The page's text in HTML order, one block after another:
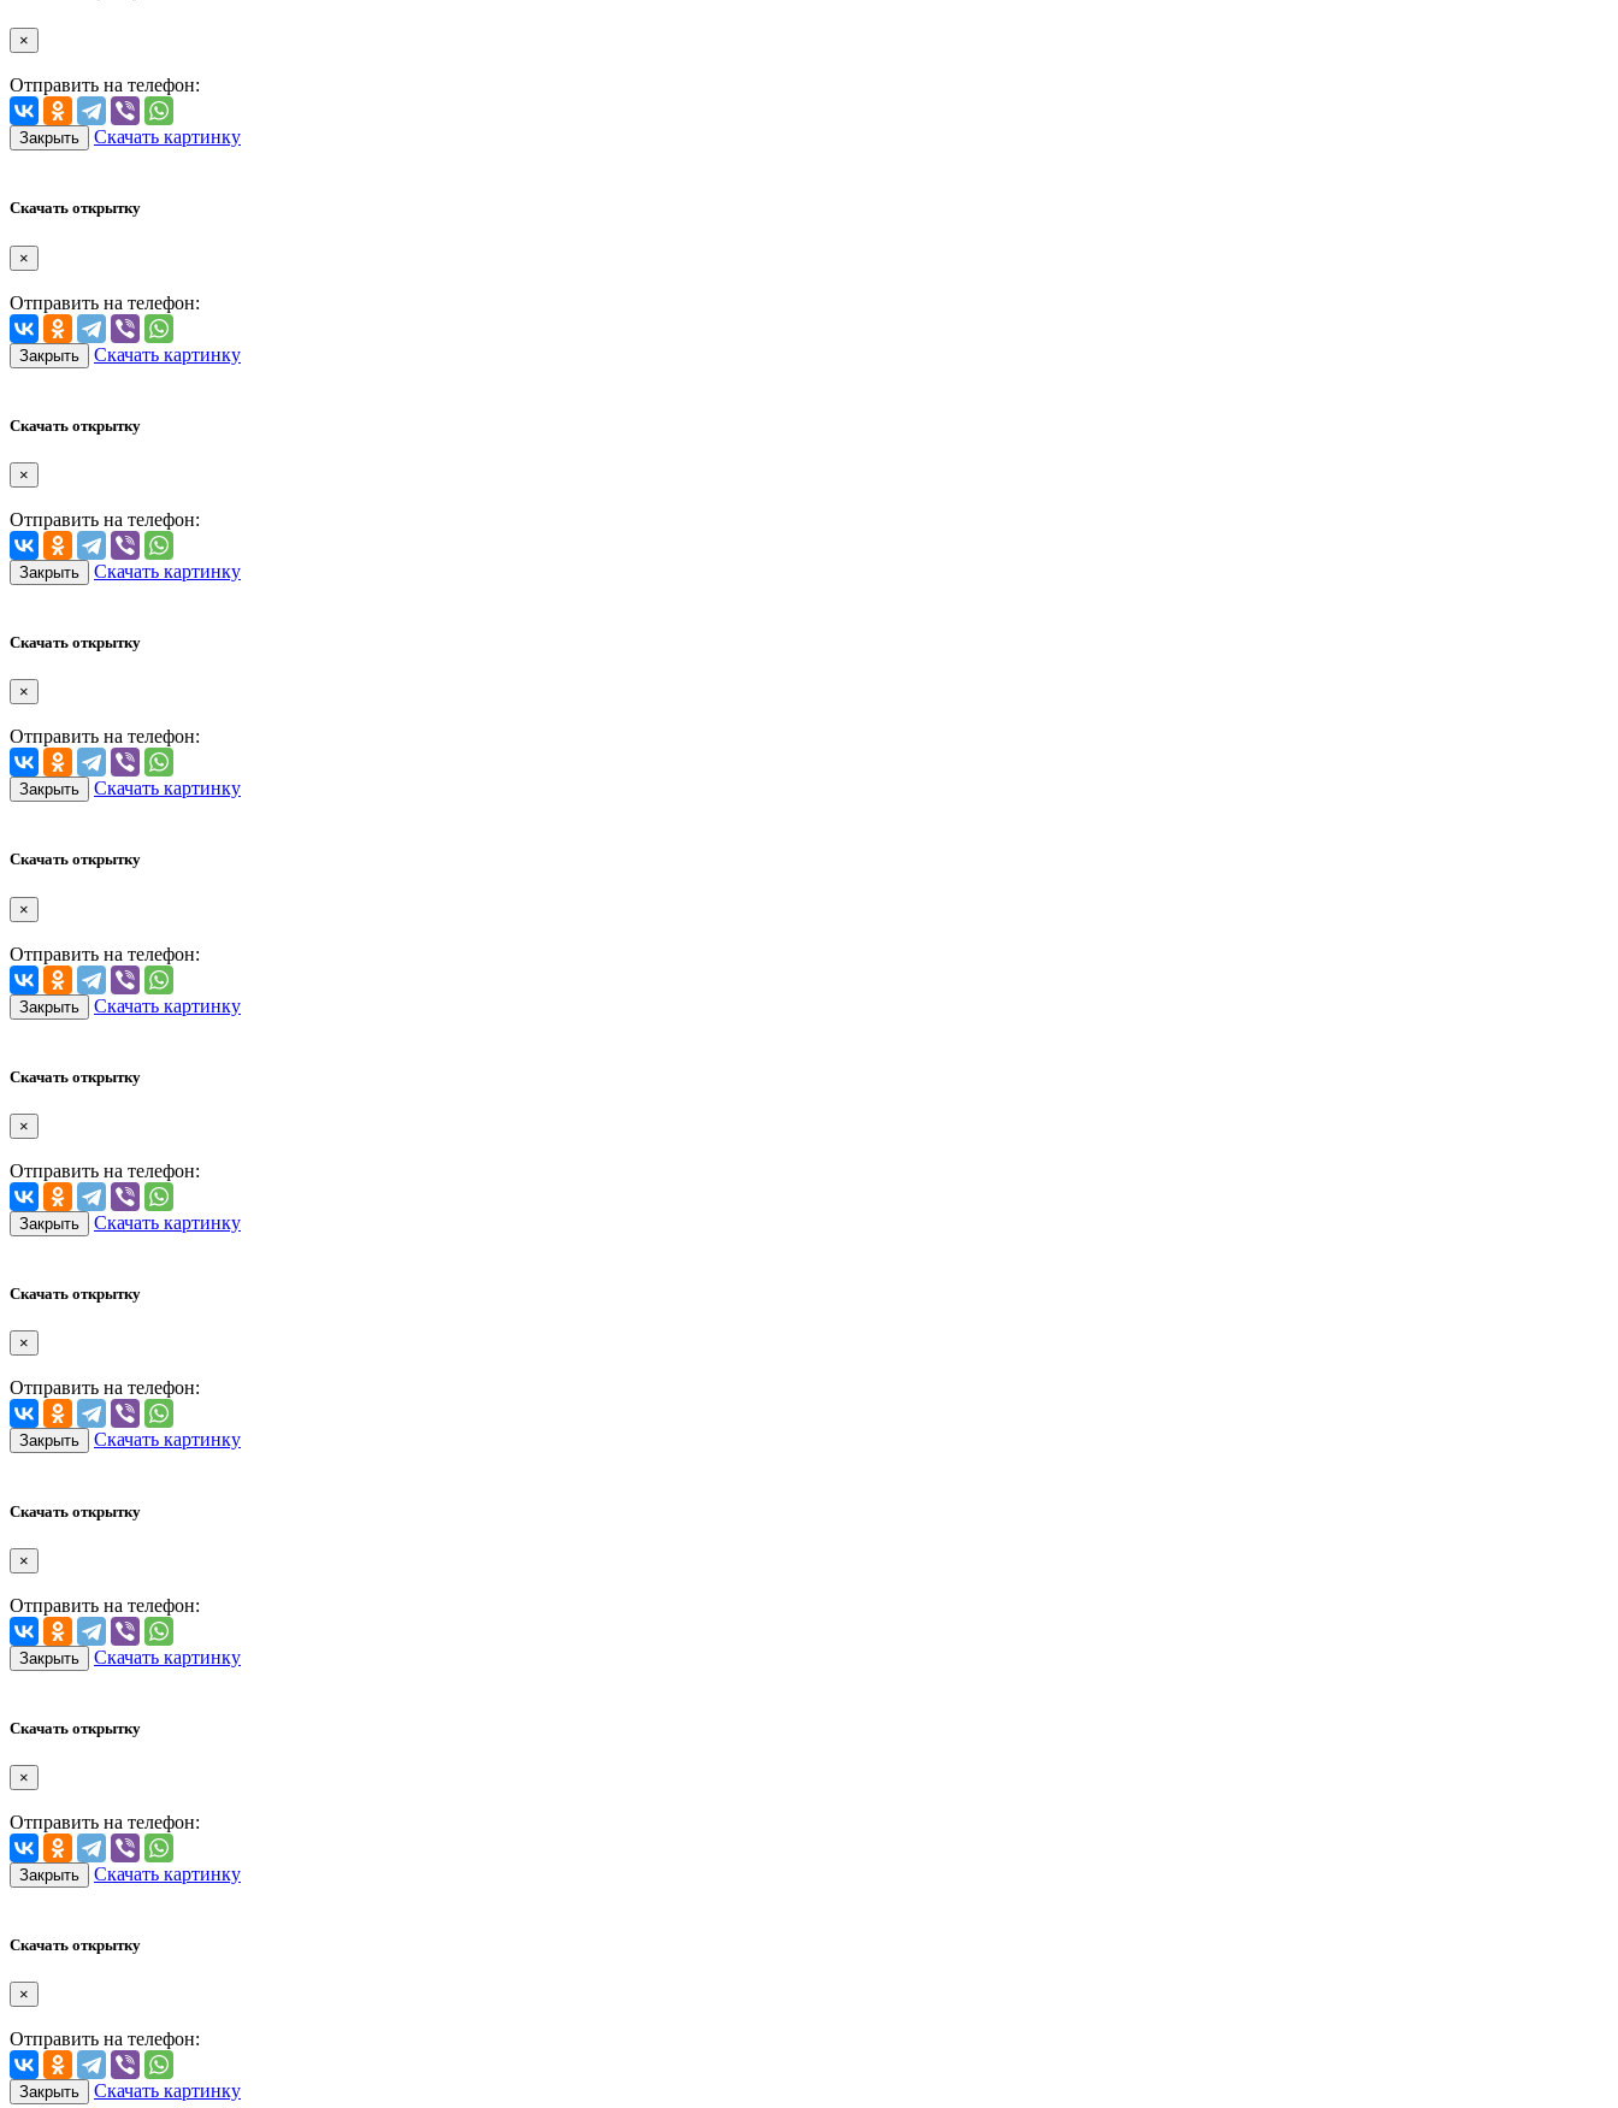
×
Отправить на телефон:
Закрыть Скачать картинку
Скачать открытку
×
Отправить на телефон:
Закрыть Скачать картинку
Скачать открытку
×
Отправить на телефон:
Закрыть Скачать картинку
Скачать открытку
×
Отправить на телефон:
Закрыть Скачать картинку
Скачать открытку
×
Отправить на телефон:
Закрыть Скачать картинку
Скачать открытку
×
Отправить на телефон:
Закрыть Скачать картинку
Скачать открытку
×
Отправить на телефон:
Закрыть Скачать картинку
Скачать открытку
×
Отправить на телефон:
Закрыть Скачать картинку
Скачать открытку
×
Отправить на телефон:
Закрыть Скачать картинку
Скачать открытку
×
Отправить на телефон:
Закрыть Скачать картинку